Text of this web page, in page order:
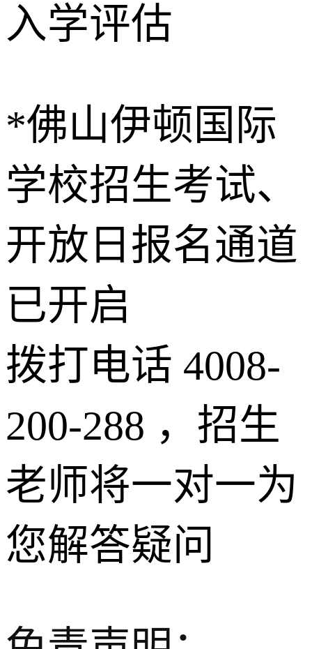
入学评估
*佛山伊顿国际
学校招生考试、
开放日报名通道
已开启
拨打电话 4008-
200-288 ，招生
老师将一对一为
您解答疑问